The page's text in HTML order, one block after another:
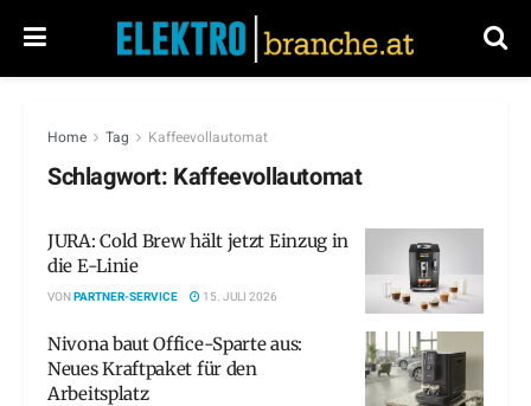
Home Tag Kaffeevollautomat
Schlagwort: Kaffeevollautomat
JURA: Cold Brew hält jetzt Einzug in
die E-Linie
VONPARTNER-SERVICE 15. JULI 2026
Nivona baut Office-Sparte aus:
Neues Kraftpaket für den
Arbeitsplatz